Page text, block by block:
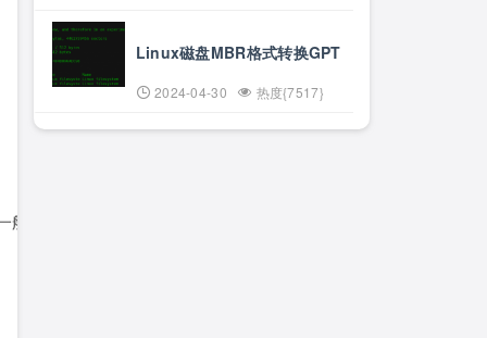
要能保存下头信息即可
Linux磁盘MBR格式转换GPT
2024-04-30 热度{7517}